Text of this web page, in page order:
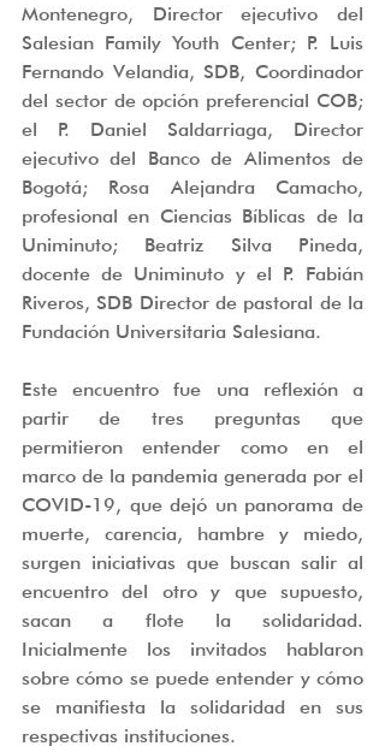
Montenegro, Director ejecutivo del
Salesian Family Youth Center; P. Luis
Fernando Velandia, SDB, Coordinador
del sector de opción preferencial COB;
el P. Daniel Saldarriaga, Director
ejecutivo del Banco de Alimentos de
Bogotá; Rosa Alejandra Camacho,
profesional en Ciencias Bíblicas de la
Uniminuto; Beatriz Silva Pineda,
docente de Uniminuto y el P. Fabián
Riveros, SDB Director de pastoral de la
Fundación Universitaria Salesiana.
Este encuentro fue una reflexión a
partir de tres preguntas que
permitieron entender como en el
marco de la pandemia generada por el
COVID-19, que dejó un panorama de
muerte, carencia, hambre y miedo,
surgen iniciativas que buscan salir al
encuentro del otro y que supuesto,
sacan a flote la solidaridad.
Inicialmente los invitados hablaron
sobre cómo se puede entender y cómo
se manifiesta la solidaridad en sus
respectivas instituciones.